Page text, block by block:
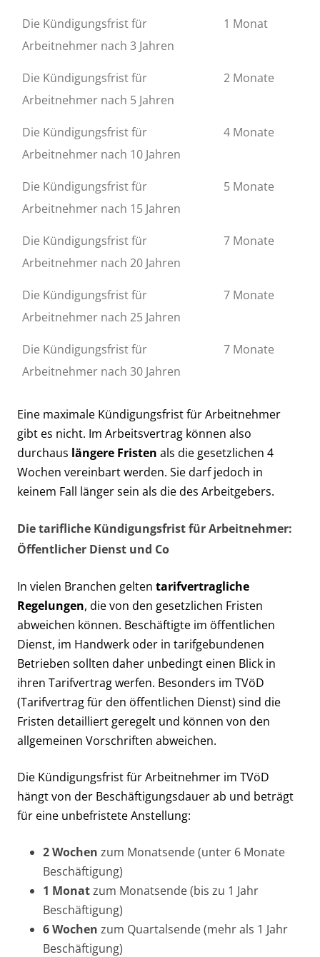
Die Kündigungsfrist für
Arbeitnehmer nach 3 Jahren
1 Monat
Die Kündigungsfrist für
Arbeitnehmer nach 5 Jahren
2 Monate
Die Kündigungsfrist für
Arbeitnehmer nach 10 Jahren
4 Monate
Die Kündigungsfrist für
Arbeitnehmer nach 15 Jahren
5 Monate
Die Kündigungsfrist für
Arbeitnehmer nach 20 Jahren
7 Monate
Die Kündigungsfrist für
Arbeitnehmer nach 25 Jahren
7 Monate
Die Kündigungsfrist für
Arbeitnehmer nach 30 Jahren
7 Monate
Eine maximale Kündigungsfrist für Arbeitnehmer
gibt es nicht. Im Arbeitsvertrag können also
durchaus längere Fristen als die gesetzlichen 4
Wochen vereinbart werden. Sie darf jedoch in
keinem Fall länger sein als die des Arbeitgebers.
Die tarifliche Kündigungsfrist für Arbeitnehmer:
Öffentlicher Dienst und Co
In vielen Branchen gelten tarifvertragliche
Regelungen, die von den gesetzlichen Fristen
abweichen können. Beschäftigte im öffentlichen
Dienst, im Handwerk oder in tarifgebundenen
Betrieben sollten daher unbedingt einen Blick in
ihren Tarifvertrag werfen. Besonders im TVöD
(Tarifvertrag für den öffentlichen Dienst) sind die
Fristen detailliert geregelt und können von den
allgemeinen Vorschriften abweichen.
Die Kündigungsfrist für Arbeitnehmer im TVöD
hängt von der Beschäftigungsdauer ab und beträgt
für eine unbefristete Anstellung:
2 Wochen zum Monatsende (unter 6 Monate
Beschäftigung)
1 Monatzum Monatsende (bis zu 1 Jahr
Beschäftigung)
6 Wochen zum Quartalsende (mehr als 1 Jahr
Beschäftigung)